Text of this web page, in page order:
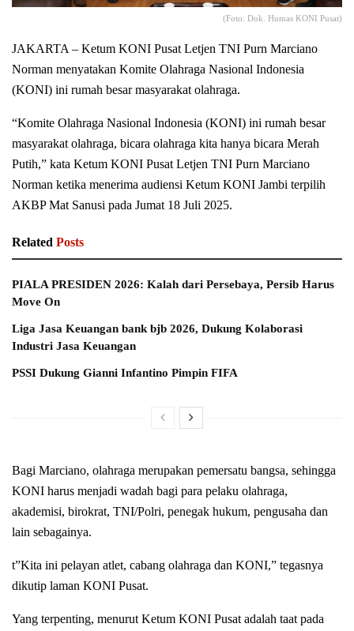
(Foto: Dok. Humas KONI Pusat)
JAKARTA – Ketum KONI Pusat Letjen TNI Purn Marciano
Norman menyatakan Komite Olahraga Nasional Indonesia
(KONI) ini rumah besar masyarakat olahraga.
“Komite Olahraga Nasional Indonesia (KONI) ini rumah besar
masyarakat olahraga, bicara olahraga kita hanya bicara Merah
Putih,” kata Ketum KONI Pusat Letjen TNI Purn Marciano
Norman ketika menerima audiensi Ketum KONI Jambi terpilih
AKBP Mat Sanusi pada Jumat 18 Juli 2025.
Related Posts
PIALA PRESIDEN 2026: Kalah dari Persebaya, Persib Harus
Move On
Liga Jasa Keuangan bank bjb 2026, Dukung Kolaborasi
Industri Jasa Keuangan
PSSI Dukung Gianni Infantino Pimpin FIFA
Bagi Marciano, olahraga merupakan pemersatu bangsa, sehingga
KONI harus menjadi wadah bagi para pelaku olahraga,
akademisi, birokrat, TNI/Polri, penegak hukum, pengusaha dan
lain sebagainya.
t”Kita ini pelayan atlet, cabang olahraga dan KONI,” tegasnya
dikutip laman KONI Pusat.
Yang terpenting, menurut Ketum KONI Pusat adalah taat pada